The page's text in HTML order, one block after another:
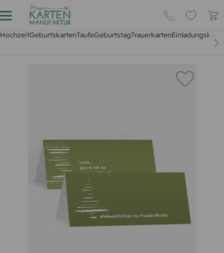
HochzeitGeburtskartenTaufeGeburtstagTrauerkarten